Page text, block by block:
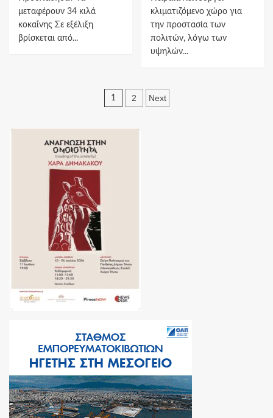
μεταφέρουν 34 κιλά
κοκαΐνης Σε εξέλιξη
βρίσκεται από...
κλιματιζόμενο χώρο για
την προστασία των
πολιτών, λόγω των
υψηλών...
Πλοήγηση
1 2 Next